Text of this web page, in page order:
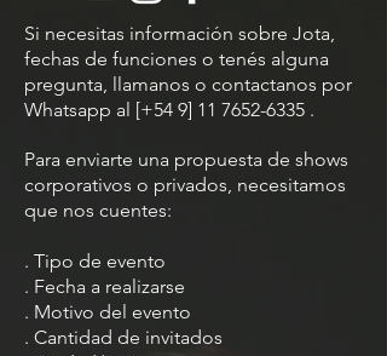
Si necesitas información sobre Jota,
fechas de funciones o tenés alguna
pregunta, llamanos o contactanos por
Whatsapp al [+54 9] 11 7652-6335 .
Para enviarte una propuesta de shows
corporativos o privados, necesitamos
que nos cuentes:
. Tipo de evento
. Fecha a realizarse
. Motivo del evento
. Cantidad de invitados